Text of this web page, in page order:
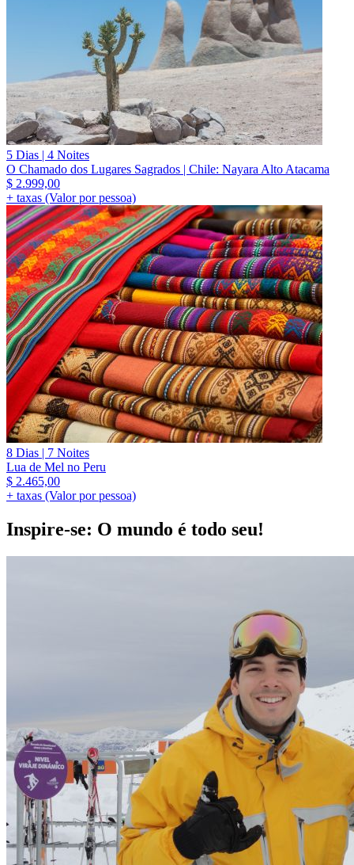
5 Dias | 4 Noites
O Chamado dos Lugares Sagrados | Chile: Nayara Alto Atacama
$ 2.999,00
+ taxas (Valor por pessoa)
8 Dias | 7 Noites
Lua de Mel no Peru
$ 2.465,00
+ taxas (Valor por pessoa)
Inspire-se: O mundo é todo seu!